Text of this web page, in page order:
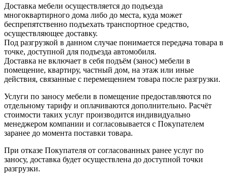
Доставка мебели осуществляется до подъезда
многоквартирного дома либо до места, куда может
беспрепятственно подъехать транспортное средство,
осуществляющее доставку.
Под разгрузкой в данном случае понимается передача товара в
точке, доступной для подъезда автомобиля.
Доставка не включает в себя подъём (занос) мебели в
помещение, квартиру, частный дом, на этаж или иные
действия, связанные с перемещением товара после разгрузки.
Услуги по заносу мебели в помещение предоставляются по
отдельному тарифу и оплачиваются дополнительно. Расчёт
стоимости таких услуг производится индивидуально
менеджером компании и согласовывается с Покупателем
заранее до момента поставки товара.
При отказе Покупателя от согласованных ранее услуг по
заносу, доставка будет осуществлена до доступной точки
разгрузки.